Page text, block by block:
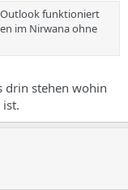
Outlook funktioniert
im Nirwana ohne
drin stehen wohin